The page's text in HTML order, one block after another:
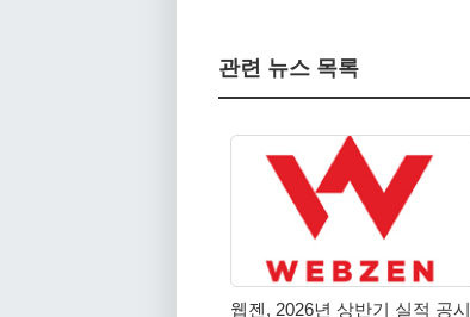
관련 뉴스 목록
웹젠, 2026년 상반기 실적 공시